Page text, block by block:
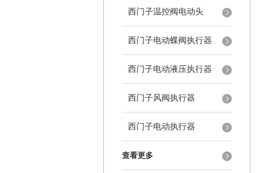
西门子温控阀电动头
西门子电动蝶阀执行器
西门子电动液压执行器
西门子风阀执行器
西门子电动执行器
查看更多